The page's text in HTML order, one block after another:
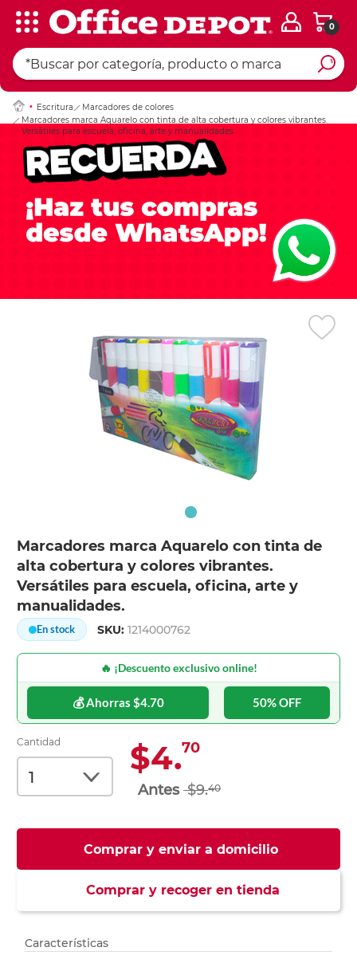
0
Escritura
Marcadores de colores
Marcadores marca Aquarelo con tinta de alta cobertura y colores vibrantes.
Versátiles para escuela, oficina, arte y manualidades.
Marcadores marca Aquarelo con tinta de
alta cobertura y colores vibrantes.
Versátiles para escuela, oficina, arte y
manualidades.
En stock SKU:1214000762
🔥 ¡Descuento exclusivo online!
💰 Ahorras $4.70 50% OFF
Cantidad $4.70
$9.40
Comprar y enviar a domicilio
Comprar y recoger en tienda
Ingresar Codigo
Características